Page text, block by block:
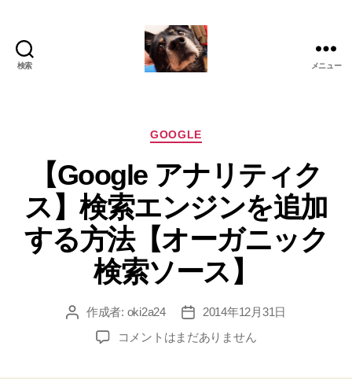
検索 メニュー
カ
ゴ
リ
ー
GOOGLE
【Google アナリティク
ス】検索エンジンを追加
する方法【オーガニック
検索ソース】
投 作成者: oki2a24
投
稿
日
2014年12月31日
【Google
コメントはまだありません